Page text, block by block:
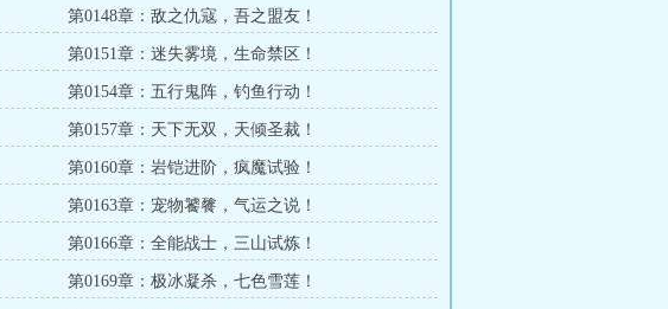
第0148章：敌之仇寇，吾之盟友！
第0151章：迷失雾境，生命禁区！
第0154章：五行鬼阵，钓鱼行动！
第0157章：天下无双，天倾圣裁！
第0160章：岩铠进阶，疯魔试验！
第0163章：宠物饕餮，气运之说！
第0166章：全能战士，三山试炼！
第0169章：极冰凝杀，七色雪莲！